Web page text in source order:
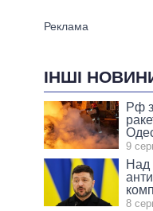
ІНШІ
Рф
9
Над
8